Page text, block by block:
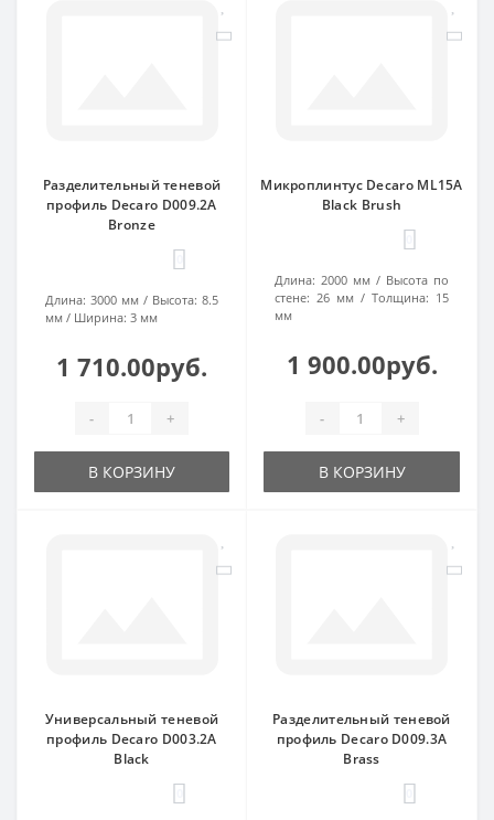
Разделительный теневой
профиль Decaro D009.2A
Bronze
Длина: 3000 мм Высота: 8.5
мм
Ширина: 3 мм
1 710.00руб.
- +
В КОРЗИНУ
Микроплинтус Decaro ML15A
Black Brush
Длина: 2000 мм
Высота по
стене: 26 мм Толщина: 15
мм
1 900.00руб.
- +
В КОРЗИНУ
Универсальный теневой
профиль Decaro D003.2A
Black
Разделительный теневой
профиль Decaro D009.3A
Brass